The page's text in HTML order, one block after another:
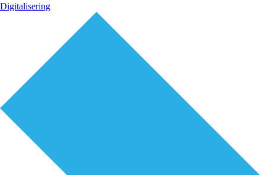
Digitalisering